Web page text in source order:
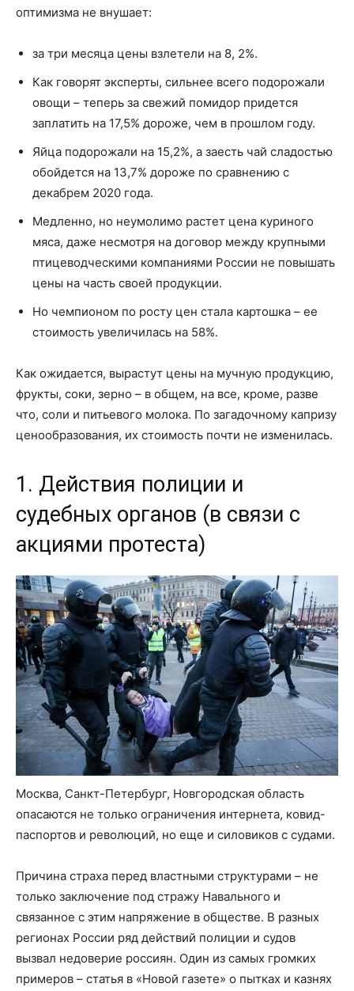
оптимизма не внушает:
за три месяца цены взлетели на 8, 2%.
Как говорят эксперты, сильнее всего подорожали
овощи – теперь за свежий помидор придется
заплатить на 17,5% дороже, чем в прошлом году.
Яйца подорожали на 15,2%, а заесть чай сладостью
обойдется на 13,7% дороже по сравнению с
декабрем 2020 года.
Медленно, но неумолимо растет цена куриного
мяса, даже несмотря на договор между крупными
птицеводческими компаниями России не повышать
цены на часть своей продукции.
Но чемпионом по росту цен стала картошка – ее
стоимость увеличилась на 58%.
Как ожидается, вырастут цены на мучную продукцию,
фрукты, соки, зерно – в общем, на все, кроме, разве
что, соли и питьевого молока. По загадочному капризу
ценообразования, их стоимость почти не изменилась.
1. Действия полиции и
судебных органов (в связи с
акциями протеста)
Москва, Санкт-Петербург, Новгородская область
опасаются не только ограничения интернета, ковид-
паспортов и революций, но еще и силовиков с судами.
Причина страха перед властными структурами – не
только заключение под стражу Навального и
связанное с этим напряжение в обществе. В разных
регионах России ряд действий полиции и судов
вызвал недоверие россиян. Один из самых громких
примеров – статья в «Новой газете» о пытках и казнях